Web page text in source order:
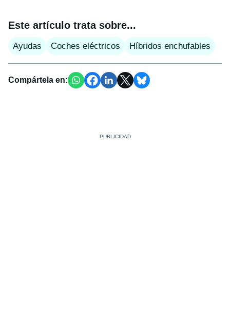
Este artículo trata sobre...
Ayudas Coches eléctricos Híbridos enchufables
Compártela en: